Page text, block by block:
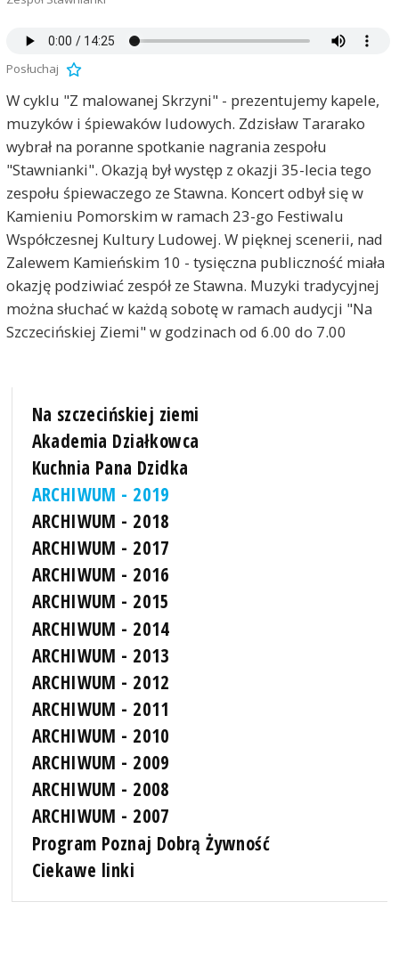
Posłuchaj
W cyklu "Z malowanej Skrzyni" - prezentujemy kapele,
muzyków i śpiewaków ludowych. Zdzisław Tararako
wybrał na poranne spotkanie nagrania zespołu
"Stawnianki". Okazją był występ z okazji 35-lecia tego
zespołu śpiewaczego ze Stawna. Koncert odbył się w
Kamieniu Pomorskim w ramach 23-go Festiwalu
Współczesnej Kultury Ludowej. W pięknej scenerii, nad
Zalewem Kamieńskim 10 - tysięczna publiczność miała
okazję podziwiać zespół ze Stawna. Muzyki tradycyjnej
można słuchać w każdą sobotę w ramach audycji "Na
Szczecińskiej Ziemi" w godzinach od 6.00 do 7.00
Na szczecińskiej ziemi
Akademia Działkowca
Kuchnia Pana Dzidka
ARCHIWUM - 2019
ARCHIWUM - 2018
ARCHIWUM - 2017
ARCHIWUM - 2016
ARCHIWUM - 2015
ARCHIWUM - 2014
ARCHIWUM - 2013
ARCHIWUM - 2012
ARCHIWUM - 2011
ARCHIWUM - 2010
ARCHIWUM - 2009
ARCHIWUM - 2008
ARCHIWUM - 2007
Program Poznaj Dobrą Żywność
Ciekawe linki